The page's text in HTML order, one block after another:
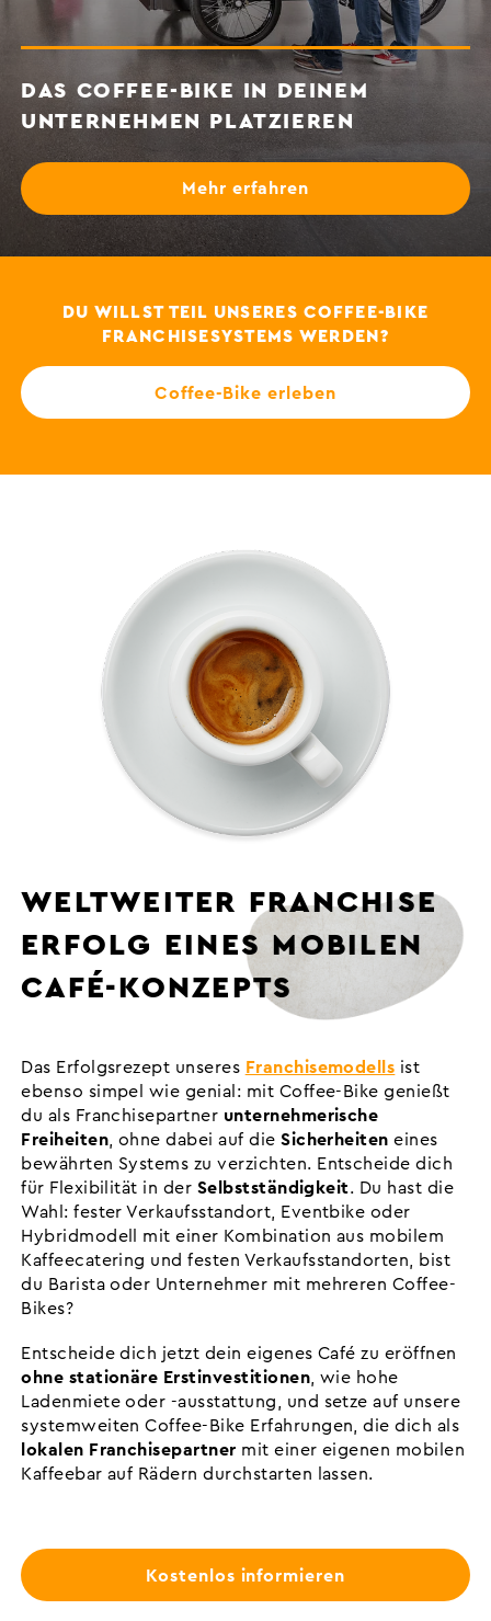
DAS COFFEE-BIKE IN DEINEM
UNTERNEHMEN PLATZIEREN
Mehr erfahren
DU WILLST TEIL UNSERES COFFEE-BIKE
FRANCHISESYSTEMS WERDEN?
Coffee-Bike erleben
WELTWEITER FRANCHISE
ERFOLG EINES MOBILEN
CAFÉ-KONZEPTS
Das Erfolgsrezept unseres Franchisemodells ist
ebenso simpel wie genial: mit Coffee-Bike genießt
du als Franchisepartner unternehmerische
Freiheiten , ohne dabei auf dieSicherheiten eines
bewährten Systems zu verzichten. Entscheide dich
für Flexibilität in der Selbstständigkeit. Du hast die
Wahl: fester Verkaufsstandort, Eventbike oder
Hybridmodell mit einer Kombination aus mobilem
Kaffeecatering und festen Verkaufsstandorten, bist
du Barista oder Unternehmer mit mehreren Coffee-
Bikes?
Entscheide dich jetzt dein eigenes Café zu eröffnen
ohne stationäre Erstinvestitionen , wie hohe
Ladenmiete oder -ausstattung, und setze auf unsere
systemweiten Coffee-Bike Erfahrungen, die dich als
lokalen Franchisepartner mit einer eigenen mobilen
Kaffeebar auf Rädern durchstarten lassen.
Kostenlos informieren